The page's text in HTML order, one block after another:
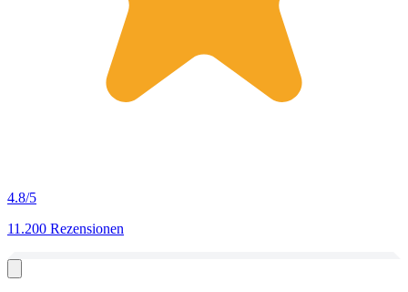
4.8/5
11.200 Rezensionen